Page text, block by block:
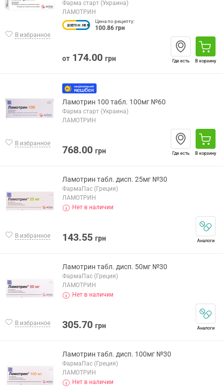
В избранное
Фарма старт (Украина)
ЛАМОТРИН
Цена по рецепту:
100.86 грн
от 174.00 грн Где есть В корзину
В избранное
Ламотрин 100 табл. 100мг №60
Фарма старт (Украина)
ЛАМОТРИН
768.00 грн Где есть В корзину
В избранное
Ламотрин табл. дисп. 25мг №30
ФармаПас (Греция)
ЛАМОТРИН
Нет в наличии
143.55 грн Аналоги
В избранное
Ламотрин табл. дисп. 50мг №30
ФармаПас (Греция)
ЛАМОТРИН
Нет в наличии
305.70 грн Аналоги
Ламотрин табл. дисп. 100мг №30
ФармаПас (Греция)
ЛАМОТРИН
Нет в наличии